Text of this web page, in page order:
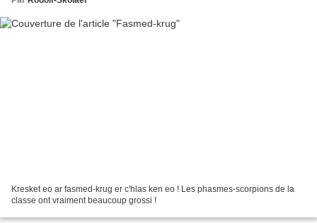
Kresket eo ar fasmed-krug er c'hlas ken eo ! Les phasmes-scorpions de la
classe ont vraiment beaucoup grossi !